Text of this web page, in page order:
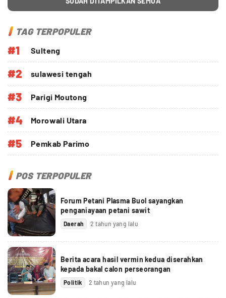
TAG TERPOPULER
#1 Sulteng
#2 sulawesi tengah
#3 Parigi Moutong
#4 Morowali Utara
#5 Pemkab Parimo
POS TERPOPULER
Forum Petani Plasma Buol sayangkan
penganiayaan petani sawit
Daerah 2 tahun yang lalu
Berita acara hasil vermin kedua diserahkan
kepada bakal calon perseorangan
Politik 2 tahun yang lalu